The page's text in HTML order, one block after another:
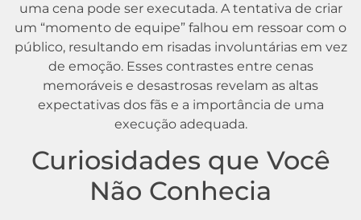
uma cena pode ser executada. A tentativa de criar
um “momento de equipe” falhou em ressoar com o
público, resultando em risadas involuntárias em vez
de emoção. Esses contrastes entre cenas
memoráveis e desastrosas revelam as altas
expectativas dos fãs e a importância de uma
execução adequada.
Curiosidades que Você
Não Conhecia